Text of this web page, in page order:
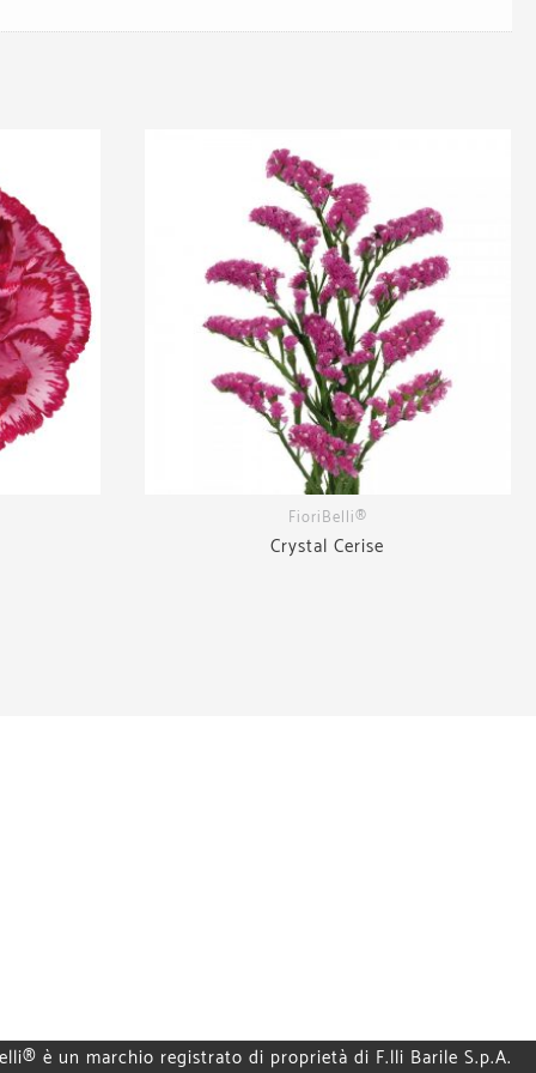
FioriBelli®
Crystal Cerise
è un marchio registrato di proprietà di F.lli Barile S.p.A.